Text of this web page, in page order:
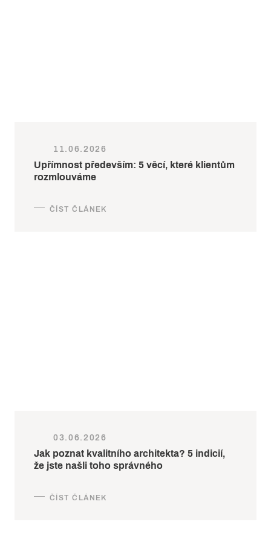
11.06.2026
Upřímnost především: 5 věcí, které klientům
rozmlouváme
03.06.2026
Jak poznat kvalitního architekta? 5 indicií,
že jste našli toho správného